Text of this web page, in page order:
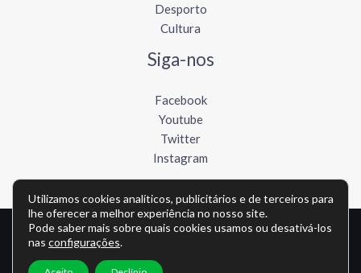
Desporto
Cultura
Siga-nos
Facebook
Youtube
Twitter
Instagram
Copyright © Todos os direitos reservados - lusofonews.com
Utilizamos cookies analíticos, publicitários e de terceiros para
lhe oferecer a melhor experiência no nosso site.
Pode saber mais sobre quais cookies usamos ou desativá-los
nas configurações.